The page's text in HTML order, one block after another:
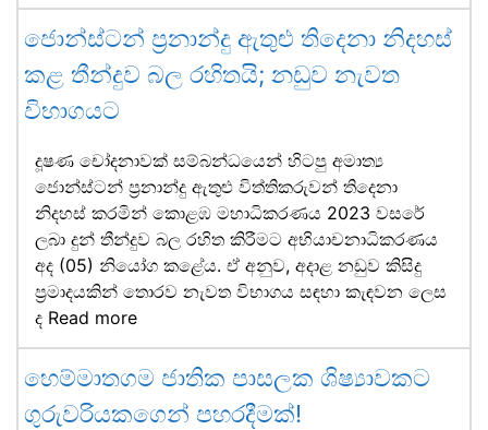
ජොන්ස්ටන් ප්‍රනාන්දු ඇතුළු තිදෙනා නිදහස්
කළ තීන්දුව බල රහිතයි; නඩුව නැවත
විභාගයට
දූෂණ චෝදනාවක් සම්බන්ධයෙන් හිටපු අමාත්‍ය
ජොන්ස්ටන් ප්‍රනාන්දු ඇතුළු විත්තිකරුවන් තිදෙනා
නිදහස් කරමින් කොළඹ මහාධිකරණය 2023 වසරේ
ලබා දුන් තීන්දුව බල රහිත කිරීමට අභියාචනාධිකරණය
අද (05) නියෝග කළේය. ඒ අනුව, අදාළ නඩුව කිසිදු
ප්‍රමාදයකින් තොරව නැවත විභාගය සඳහා කැඳවන ලෙස
ද Read more
හෙම්මාතගම ජාතික පාසලක ශිෂ්‍යාවකට
ගුරුවරියකගෙන් පහරදීමක්!